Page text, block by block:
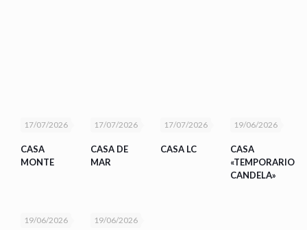
17/07/2026
CASA
MONTE
17/07/2026
CASA DE
MAR
17/07/2026
CASA LC
19/06/2026
CASA
«TEMPORARIO
CANDELA»
19/06/2026 19/06/2026